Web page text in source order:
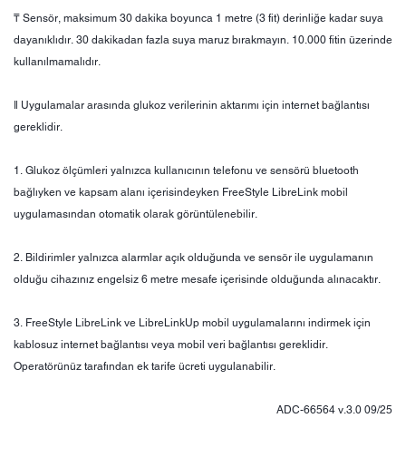
₸ Sensör, maksimum 30 dakika boyunca 1 metre (3 fit) derinliğe kadar suya
dayanıklıdır. 30 dakikadan fazla suya maruz bırakmayın. 10.000 fitin üzerinde
kullanılmamalıdır.
ǁ Uygulamalar arasında glukoz verilerinin aktarımı için internet bağlantısı
gereklidir.
1. Glukoz ölçümleri yalnızca kullanıcının telefonu ve sensörü bluetooth
bağlıyken ve kapsam alanı içerisindeyken FreeStyle LibreLink mobil
uygulamasından otomatik olarak görüntülenebilir.
2. Bildirimler yalnızca alarmlar açık olduğunda ve sensör ile uygulamanın
olduğu cihazınız engelsiz 6 metre mesafe içerisinde olduğunda alınacaktır.
3. FreeStyle LibreLink ve LibreLinkUp mobil uygulamalarını indirmek için
kablosuz internet bağlantısı veya mobil veri bağlantısı gereklidir.
Operatörünüz tarafından ek tarife ücreti uygulanabilir.
ADC-66564 v.3.0 09/25